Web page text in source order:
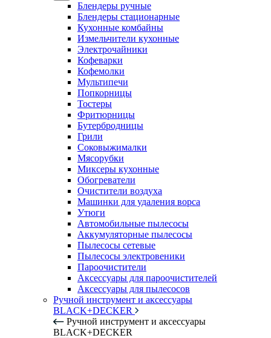
Блендеры ручные
Блендеры стационарные
Кухонные комбайны
Измельчители кухонные
Электрочайники
Кофеварки
Кофемолки
Мультипечи
Попкорницы
Тостеры
Фритюрницы
Бутербродницы
Грили
Соковыжималки
Мясорубки
Миксеры кухонные
Обогреватели
Очистители воздуха
Машинки для удаления ворса
Утюги
Автомобильные пылесосы
Аккумуляторные пылесосы
Пылесосы сетевые
Пылесосы электровеники
Пароочистители
Аксессуары для пароочистителей
Аксессуары для пылесосов
Ручной инструмент и аксессуары
BLACK+DECKER
Ручной инструмент и аксессуары
BLACK+DECKER